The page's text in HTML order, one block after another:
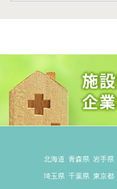
北海道 青森県 岩手県
埼玉県 千葉県 東京都